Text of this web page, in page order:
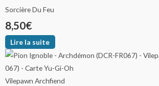
Sorcière Du Feu
8,50€
Lire la suite
Vilepawn Archfiend